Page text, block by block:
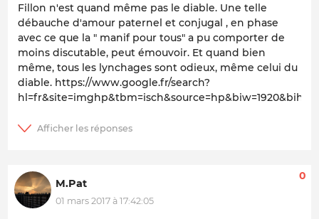
Fillon n'est quand même pas le diable. Une telle
débauche d'amour paternel et conjugal , en phase
avec ce que la " manif pour tous" a pu comporter de
moins discutable, peut émouvoir. Et quand bien
même, tous les lynchages sont odieux, même celui du
diable. https://www.google.fr/search?
M.Pat
01 mars 2017 à 17:42:05
0